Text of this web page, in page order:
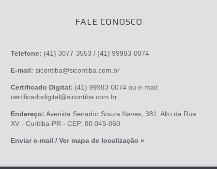
FALE CONOSCO
Telefone: (41) 3077-3553 / (41) 99983-0074
E-mail:sicontiba@sicontiba.com.br
Certificado Digital: (41) 99983-0074 ou e-mail:
certificadodigital@sicontiba.com.br
Endereço: Avenida Senador Souza Naves, 381, Alto da Rua
XV - Curitiba-PR - CEP: 80.045-060
Enviar e-mail / Ver mapa de localização »